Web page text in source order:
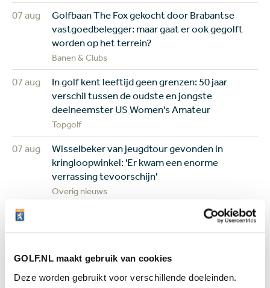
GOLF.NL maakt gebruik van cookies
Deze worden gebruikt voor verschillende doeleinden.
07 aug
Golfbaan The Fox gekocht door Brabantse
vastgoedbelegger: maar gaat er ook gegolft
worden op het terrein?
Banen & Clubs
07 aug
In golf kent leeftijd geen grenzen: 50 jaar
verschil tussen de oudste en jongste
deelneemster US Women's Amateur
Topgolf
07 aug
Wisselbeker van jeugdtour gevonden in
kringloopwinkel: 'Er kwam een enorme
verrassing tevoorschijn'
Overig nieuws